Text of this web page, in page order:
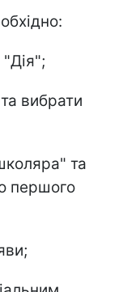
вибрати
та
першого